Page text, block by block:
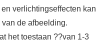
verlichtingseffecten kan
de afbeelding.
het toestaan ??van 1-3